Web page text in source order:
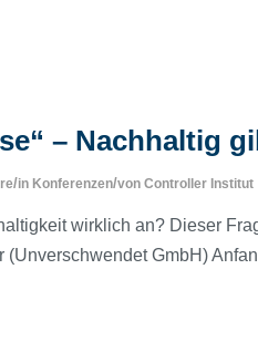
– Nachhaltig
/in Konferenzen/von Controller Institut
wirklich an? Dieser
(Unverschwendet GmbH)